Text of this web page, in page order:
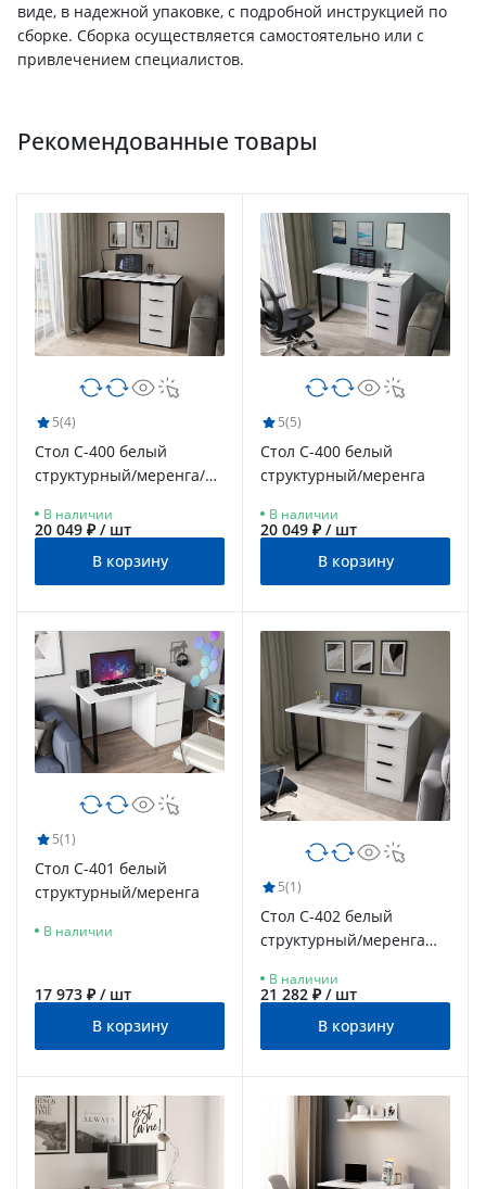
виде, в надежной упаковке, с подробной инструкцией по
сборке. Сборка осуществляется самостоятельно или с
привлечением специалистов.
Рекомендованные товары
5(4)
Стол С-400 белый
структурный/меренга/
В наличии
20 049 ₽ / шт
В корзину
5(5)
Стол С-400 белый
структурный/меренга
В наличии
20 049 ₽ / шт
В корзину
5(1)
Стол С-401 белый
структурный/меренга
В наличии
17 973 ₽ / шт
В корзину
5(1)
Стол С-402 белый
структурный/меренга
В наличии
21 282 ₽ / шт
В корзину